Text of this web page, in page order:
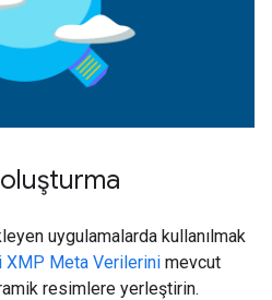
uygulamalarda kullanılmak
XMP Meta Verilerini mevcut
resimlere yerleştirin.